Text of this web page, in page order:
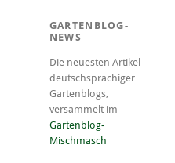
GARTENBLOG-
NEWS
Die neuesten Artikel
deutschsprachiger
Gartenblogs,
versammelt im
Gartenblog-
Mischmasch